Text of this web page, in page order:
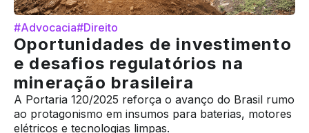
#Advocacia#Direito
Oportunidades de investimento
e desafios regulatórios na
mineração brasileira
A Portaria 120/2025 reforça o avanço do Brasil rumo
ao protagonismo em insumos para baterias, motores
elétricos e tecnologias limpas.